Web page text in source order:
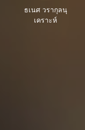
ธเนศ วรากุลนุ
เคราะห์